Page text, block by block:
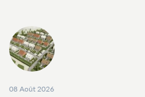
08 Août 2026